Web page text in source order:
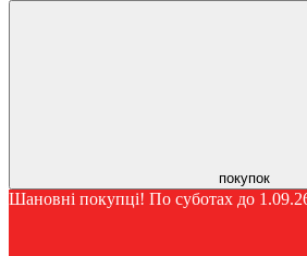
покупок
Шановні покупці! По суботах до